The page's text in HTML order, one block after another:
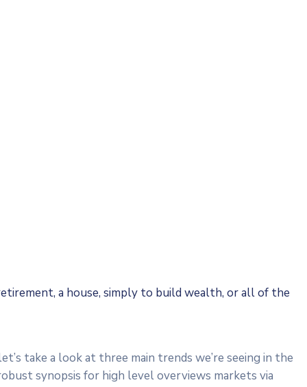
a house, simply to build wealth, or all of the
take a look at three main trends we’re seeing in the
synopsis for high level overviews markets via